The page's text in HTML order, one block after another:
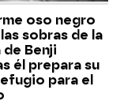
oso negro
sobras de la
Benji
él prepara su
para el